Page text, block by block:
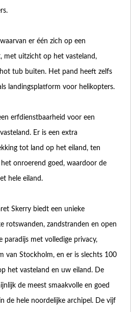
er één zich op een
met uitzicht op het vasteland,
tub buiten. Het pand heeft zelfs
landingsplatform voor helikopters.
erfdienstbaarheid voor een
Er is een extra
tot land op het eiland, ten
onroerend goed, waardoor de
hele eiland.
Skerry biedt een unieke
rotswanden, zandstranden en open
paradijs met volledige privacy,
van Stockholm, en er is slechts 100
het vasteland en uw eiland. De
de meest smaakvolle en goed
de hele noordelijke archipel. De vijf